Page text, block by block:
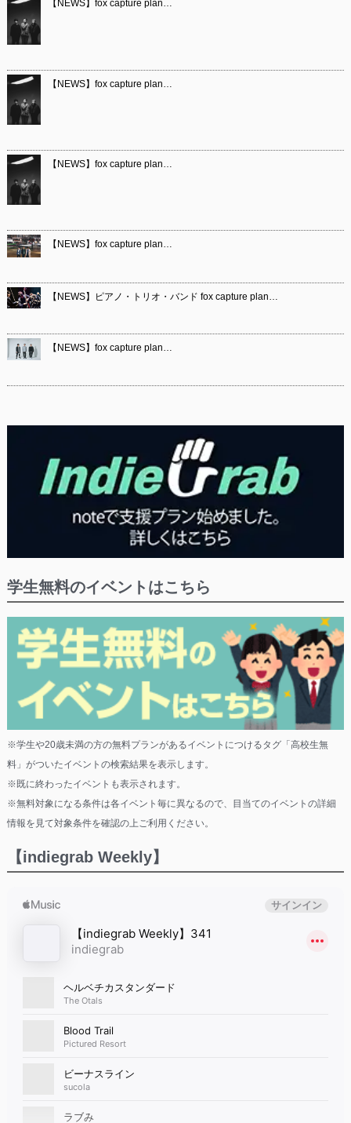
【NEWS】fox capture plan…
【NEWS】fox capture plan…
【NEWS】fox capture plan…
【NEWS】fox capture plan…
【NEWS】ピアノ・トリオ・バンド fox capture plan…
【NEWS】fox capture plan…
学生無料のイベントはこちら
※学生や20歳未満の方の無料プランがあるイベントにつけるタグ「高校生無
料」がついたイベントの検索結果を表示します。
※既に終わったイベントも表示されます。
※無料対象になる条件は各イベント毎に異なるので、目当てのイベントの詳細
情報を見て対象条件を確認の上ご利用ください。
【indiegrab Weekly】